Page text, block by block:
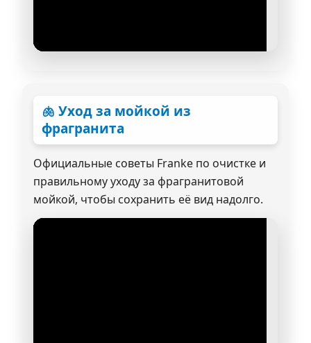
🫁 Уход за мойкой из
фрагранита
Официальные советы Franke по очистке и
правильному уходу за фрагранитовой
мойкой, чтобы сохранить её вид надолго.